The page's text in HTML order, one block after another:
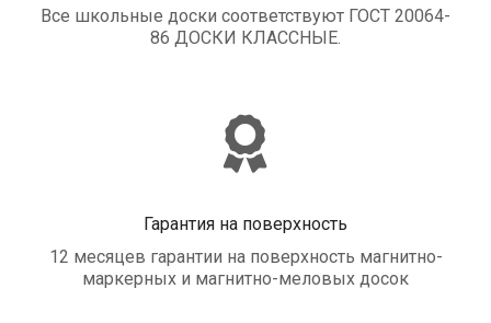
Все школьные доски соответствуют ГОСТ 20064-
86 ДОСКИ КЛАССНЫЕ.
Гарантия на поверхность
12 месяцев гарантии на поверхность магнитно-
маркерных и магнитно-меловых досок